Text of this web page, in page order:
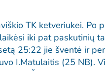
TK ketveriukei. Po
iki pat paskutinių
25:22 jie šventė ir
I.Matulaitis (25 NB).